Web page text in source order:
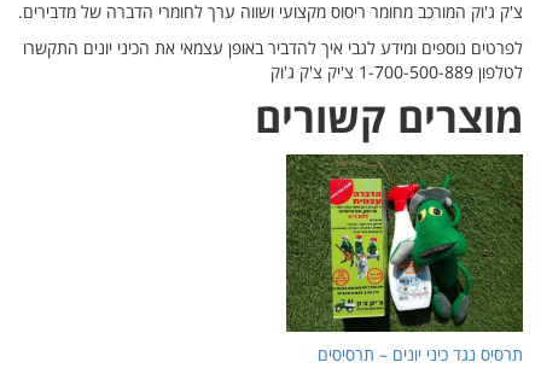
צ'ק ג'וק המורכב מחומר ריסוס מקצועי ושווה ערך לחומרי הדברה של מדבירים.
לפרטים נוספים ומידע לגבי איך להדביר באופן עצמאי את הכיני יונים התקשרו
לטלפון 1-700-500-889 צ'יק צ'ק ג'וק
מוצרים קשורים
תרסיס נגד כיני יונים – תרסיסים